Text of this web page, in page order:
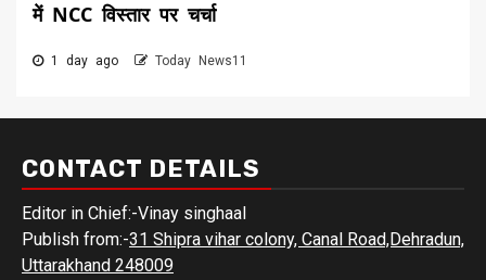
में NCC विस्तार पर चर्चा
1 day ago Today News11
CONTACT DETAILS
Editor in Chief:-Vinay singhaal
Publish from:-31 Shipra vihar colony, Canal Road,Dehradun,
Uttarakhand 248009